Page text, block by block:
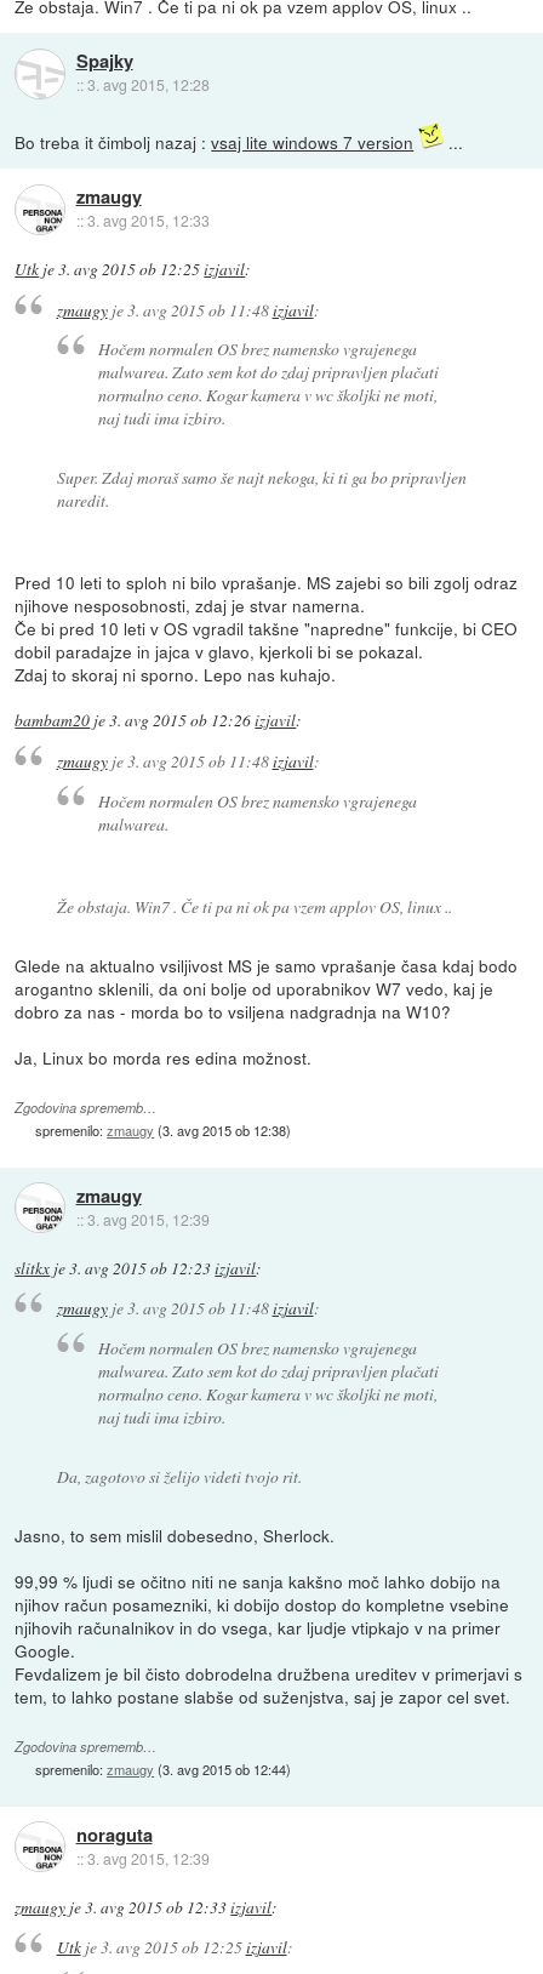
Že obstaja. Win7 . Če ti pa ni ok pa vzem applov OS, linux ..
Spajky
::3. avg 2015, 12:28
Bo treba it čimbolj nazaj :vsaj lite windows 7 version ...
zmaugy
::3. avg 2015, 12:33
Utk je3. avg 2015 ob 12:25izjavil:
zmaugyje3. avg 2015 ob 11:48izjavil:
Hočem normalen OS brez namensko vgrajenega
malwarea. Zato sem kot do zdaj pripravljen plačati
normalno ceno. Kogar kamera v wc školjki ne moti,
naj tudi ima izbiro.
Super. Zdaj moraš samo še najt nekoga, ki ti ga bo pripravljen
naredit.
Pred 10 leti to sploh ni bilo vprašanje. MS zajebi so bili zgolj odraz
njihove nesposobnosti, zdaj je stvar namerna.
Če bi pred 10 leti v OS vgradil takšne "napredne" funkcije, bi CEO
dobil paradajze in jajca v glavo, kjerkoli bi se pokazal.
Zdaj to skoraj ni sporno. Lepo nas kuhajo.
bambam20 je3. avg 2015 ob 12:26izjavil:
zmaugyje3. avg 2015 ob 11:48izjavil:
Hočem normalen OS brez namensko vgrajenega
malwarea.
Že obstaja. Win7 . Če ti pa ni ok pa vzem applov OS, linux ..
Glede na aktualno vsiljivost MS je samo vprašanje časa kdaj bodo
arogantno sklenili, da oni bolje od uporabnikov W7 vedo, kaj je
dobro za nas - morda bo to vsiljena nadgradnja na W10?
Ja, Linux bo morda res edina možnost.
Zgodovina sprememb…
spremenilo:zmaugy (3. avg 2015 ob 12:38)
zmaugy
::3. avg 2015, 12:39
slitkx je3. avg 2015 ob 12:23izjavil:
zmaugyje3. avg 2015 ob 11:48izjavil:
Hočem normalen OS brez namensko vgrajenega
malwarea. Zato sem kot do zdaj pripravljen plačati
normalno ceno. Kogar kamera v wc školjki ne moti,
naj tudi ima izbiro.
Da, zagotovo si želijo videti tvojo rit.
Jasno, to sem mislil dobesedno, Sherlock.
99,99 % ljudi se očitno niti ne sanja kakšno moč lahko dobijo na
njihov račun posamezniki, ki dobijo dostop do kompletne vsebine
njihovih računalnikov in do vsega, kar ljudje vtipkajo v na primer
Google.
Fevdalizem je bil čisto dobrodelna družbena ureditev v primerjavi s
tem, to lahko postane slabše od suženjstva, saj je zapor cel svet.
Zgodovina sprememb…
spremenilo:zmaugy (3. avg 2015 ob 12:44)
noraguta
::3. avg 2015, 12:39
zmaugy je3. avg 2015 ob 12:33izjavil:
Utkje3. avg 2015 ob 12:25izjavil: